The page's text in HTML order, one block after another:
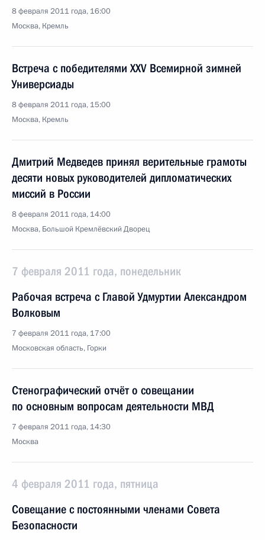
8 февраля 2011 года, 16:00
Москва, Кремль
Встреча с победителями XXV Всемирной зимней
Универсиады
8 февраля 2011 года, 15:00
Москва, Кремль
Дмитрий Медведев принял верительные грамоты
десяти новых руководителей дипломатических
миссий в России
8 февраля 2011 года, 14:00
Москва, Большой Кремлёвский Дворец
7 февраля 2011 года, понедельник
Рабочая встреча с Главой Удмуртии Александром
Волковым
7 февраля 2011 года, 17:00
Московская область, Горки
Стенографический отчёт о совещании
по основным вопросам деятельности МВД
7 февраля 2011 года, 14:30
Москва
4 февраля 2011 года, пятница
Совещание с постоянными членами Совета
Безопасности